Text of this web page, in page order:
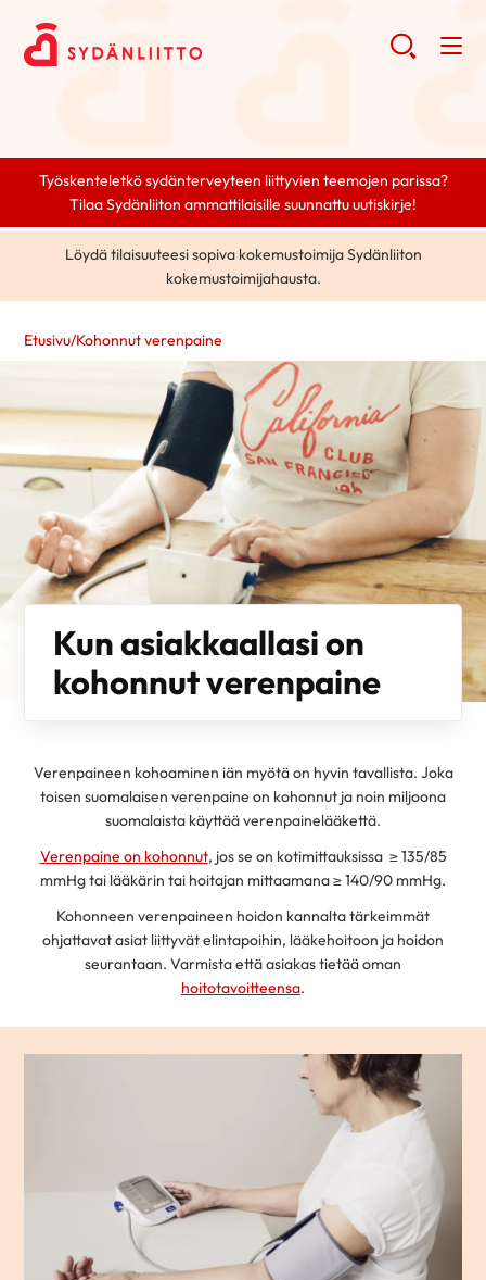
Työskenteletkö sydänterveyteen liittyvien teemojen parissa?
Tilaa Sydänliiton ammattilaisille suunnattu uutiskirje!
Löydä tilaisuuteesi sopiva kokemustoimija Sydänliiton
kokemustoimijahausta.
Etusivu/Kohonnut verenpaine
Kun asiakkaallasi on
kohonnut verenpaine
Verenpaineen kohoaminen iän myötä on hyvin tavallista. Joka
toisen suomalaisen verenpaine on kohonnut ja noin miljoona
suomalaista käyttää verenpainelääkettä.
Verenpaine on kohonnut, jos se on kotimittauksissa ≥ 135/85
mmHg tai lääkärin tai hoitajan mittaamana ≥ 140/90 mmHg.
Kohonneen verenpaineen hoidon kannalta tärkeimmät
ohjattavat asiat liittyvät elintapoihin, lääkehoitoon ja hoidon
seurantaan. Varmista että asiakas tietää oman
hoitotavoitteensa.